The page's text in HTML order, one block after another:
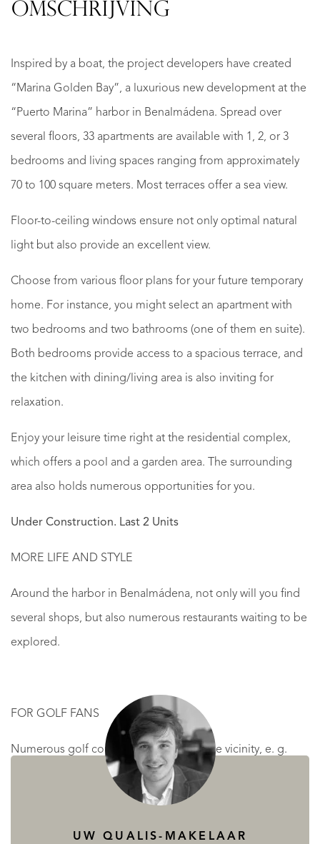
OMSCHRIJVING
Inspired by a boat, the project developers have created
“Marina Golden Bay”, a luxurious new development at the
“Puerto Marina” harbor in Benalmádena. Spread over
several floors, 33 apartments are available with 1, 2, or 3
bedrooms and living spaces ranging from approximately
70 to 100 square meters. Most terraces offer a sea view.
Floor-to-ceiling windows ensure not only optimal natural
light but also provide an excellent view.
Choose from various floor plans for your future temporary
home. For instance, you might select an apartment with
two bedrooms and two bathrooms (one of them en suite).
Both bedrooms provide access to a spacious terrace, and
the kitchen with dining/living area is also inviting for
relaxation.
Enjoy your leisure time right at the residential complex,
which offers a pool and a garden area. The surrounding
area also holds numerous opportunities for you.
Under Construction. Last 2 Units
MORE LIFE AND STYLE
Around the harbor in Benalmádena, not only will you find
several shops, but also numerous restaurants waiting to be
explored.
FOR GOLF FANS
Numerous golf courses are located in the vicinity, e. g.
“Torrequebrada”. It is considered to be one of Spain’s
UW QUALIS-MAKELAAR